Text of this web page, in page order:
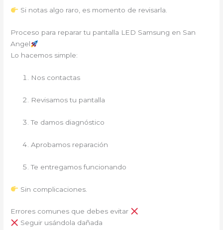
Si notas algo raro, es momento de revisarla.
Proceso para reparar tu pantalla LED Samsung en San
Angel
Lo hacemos simple:
Nos contactas
Revisamos tu pantalla
Te damos diagnóstico
Aprobamos reparación
Te entregamos funcionando
Sin complicaciones.
Errores comunes que debes evitar
Seguir usándola dañada